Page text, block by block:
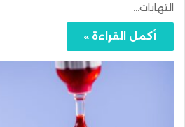
التهابات…
أكمل القراءة »